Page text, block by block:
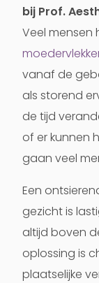
bij Prof.
Veel mensen
vanaf de
als storend
de tijd
of er kunnen
gaan veel
Een
gezicht is
altijd boven
oplossing is
plaatselijke